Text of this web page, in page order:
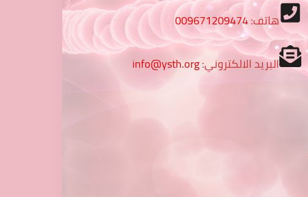
هاتف:009671209474
البريد الالكتروني:info@ysth.org